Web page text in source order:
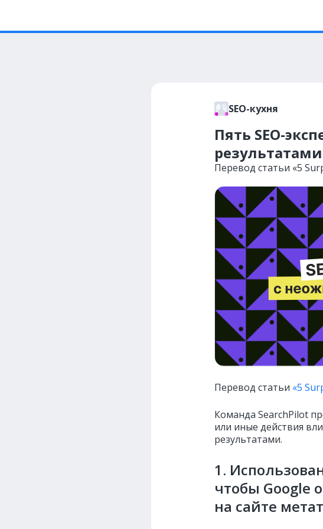
SEO-кухня
Пять SEO-
результатами
Перевод статьи «5
Перевод статьи «5
Команда SearchPilot
или иные действия
результатами.
1.
чтобы Google
на сайте